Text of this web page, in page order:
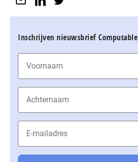
Inschrijven nieuwsbrief Computable